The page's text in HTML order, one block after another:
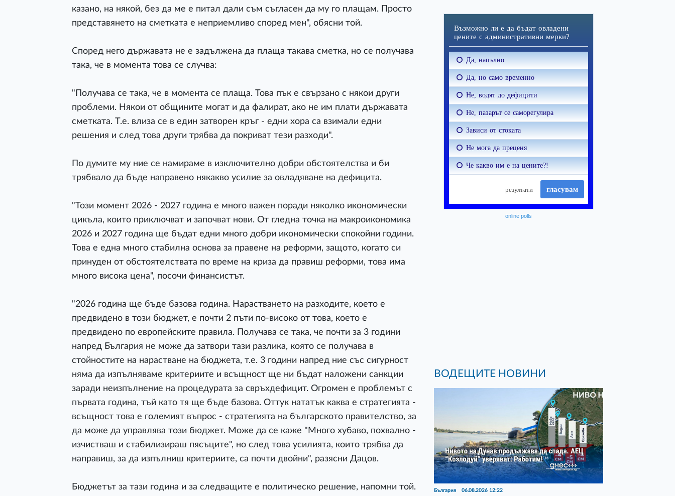
казано, на някой, без да ме е питал дали съм съгласен да му го плащам. Просто
представянето на сметката е неприемливо според мен", обясни той.
Според него държавата не е задължена да плаща такава сметка, но се получава
така, че в момента това се случва:
"Получава се така, че в момента се плаща. Това пък е свързано с някои други
проблеми. Някои от общините могат и да фалират, ако не им плати държавата
сметката. Т.е. влиза се в един затворен кръг - едни хора са взимали едни
решения и след това други трябва да покриват тези разходи".
По думите му ние се намираме в изключително добри обстоятелства и би
трябвало да бъде направено някакво усилие за овладяване на дефицита.
"Този момент 2026 - 2027 година е много важен поради няколко икономически
цикъла, които приключват и започват нови. От гледна точка на макроикономика
2026 и 2027 година ще бъдат едни много добри икономически спокойни години.
Това е една много стабилна основа за правене на реформи, защото, когато си
принуден от обстоятелствата по време на криза да правиш реформи, това има
много висока цена", посочи финансистът.
"2026 година ще бъде базова година. Нарастването на разходите, което е
предвидено в този бюджет, е почти 2 пъти по-високо от това, което е
предвидено по европейските правила. Получава се така, че почти за 3 години
напред България не може да затвори тази разлика, която се получава в
стойностите на нарастване на бюджета, т.е. 3 години напред ние със сигурност
няма да изпълняваме критериите и всъщност ще ни бъдат наложени санкции
заради неизпълнение на процедурата за свръхдефицит. Огромен е проблемът с
първата година, тъй като тя ще бъде базова. Оттук нататък каква е стратегията -
всъщност това е големият въпрос - стратегията на българското правителство, за
да може да управлява този бюджет. Може да се каже "Много хубаво, похвално -
изчистваш и стабилизираш пясъците", но след това усилията, които трябва да
направиш, за да изпълниш критериите, са почти двойни", разясни Дацов.
Бюджетът за тази година и за следващите е политическо решение, напомни той.
online polls
ВОДЕЩИТЕ НОВИНИ
България 06.08.2026 12:22